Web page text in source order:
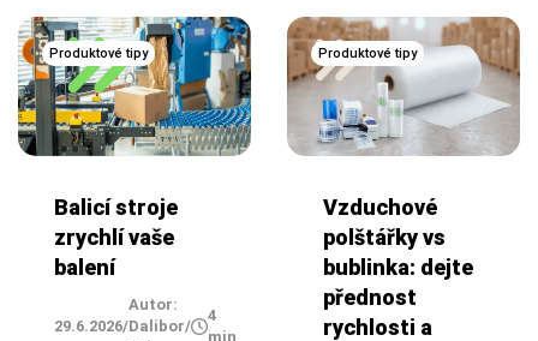
Produktové tipy
Balicí stroje
zrychlí vaše
balení
29.6.2026/
Autor:
Dalibor/
4
min
Produktové tipy
Vzduchové
polštářky vs
bublinka: dejte
přednost
rychlosti a